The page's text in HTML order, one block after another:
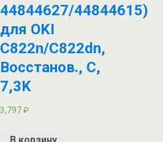
44844627/44844615)
для OKI
C822n/C822dn,
Восстанов., C,
7,3K
3,797₽